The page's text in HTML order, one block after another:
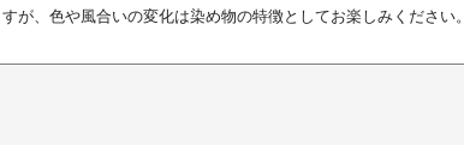
が、色や風合いの変化は染め物の特徴としてお楽しみください。